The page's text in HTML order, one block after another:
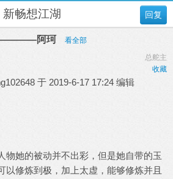
回复
新畅想江湖
————阿珂 看全部
总舵主
收藏
于 2019-6-17 17:24 编辑
物她的被动并不出彩，但是她自带的玉
以修炼到极，加上太虚，能够修炼并且